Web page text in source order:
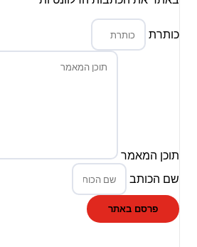
כותרת
תוכן המאמר
שם הכותב
פרסם באתר